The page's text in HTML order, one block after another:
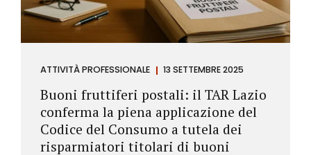
ATTIVITÀ PROFESSIONALE 13 SETTEMBRE 2025
Buoni fruttiferi postali: il TAR Lazio
conferma la piena applicazione del
Codice del Consumo a tutela dei
risparmiatori titolari di buoni